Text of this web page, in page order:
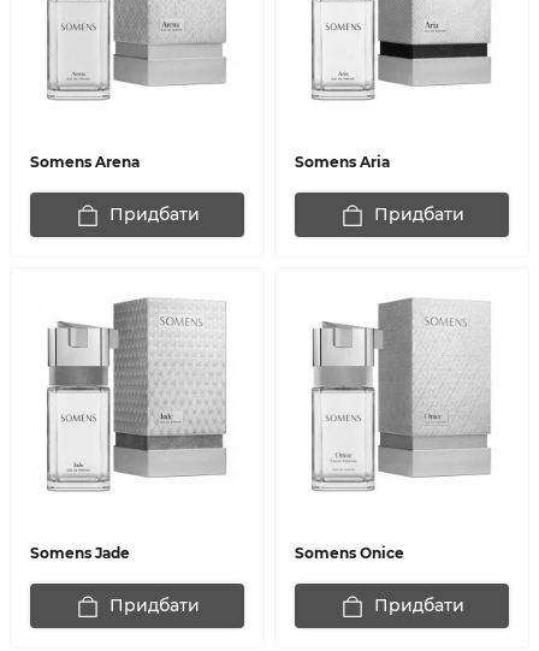
Somens Arena
Придбати
Somens Aria
Придбати
Somens Jade
Придбати
Somens Onice
Придбати